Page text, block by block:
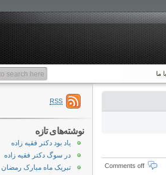
ما
Comments off
RSS
نوشته‌های تازه
یاد بود دکتر فقیه زاده
در سوگ دکتر فقیه زاده
تبریک ماه مبارک رمضان